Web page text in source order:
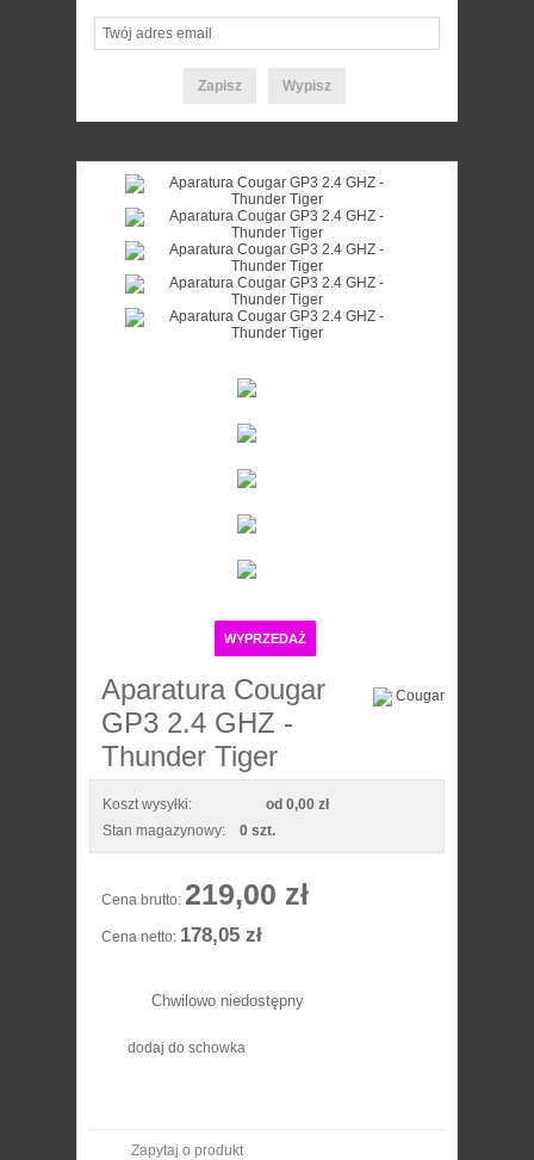
WYPRZEDAŻ
Aparatura Cougar
GP3 2.4 GHZ -
Thunder Tiger
Koszt wysyłki:
od 0,00 zł
Stan magazynowy:
0 szt.
Cena brutto: 219,00 zł
Cena netto: 178,05 zł
Chwilowo niedostępny
dodaj do schowka
Zapytaj o produkt